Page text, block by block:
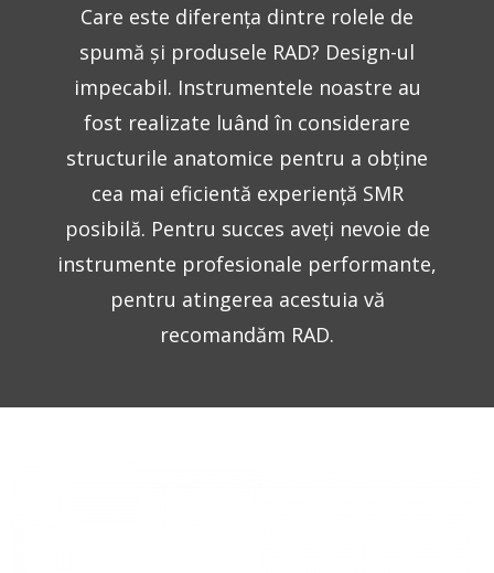
Care este diferența dintre rolele de
spumă și produsele RAD? Design-ul
impecabil. Instrumentele noastre au
fost realizate luând în considerare
structurile anatomice pentru a obține
cea mai eficientă experiență SMR
posibilă. Pentru succes aveți nevoie de
instrumente profesionale performante,
pentru atingerea acestuia vă
recomandăm RAD.